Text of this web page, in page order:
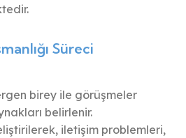
Süreci
birey ile görüşmeler
belirlenir.
iletişim problemleri,